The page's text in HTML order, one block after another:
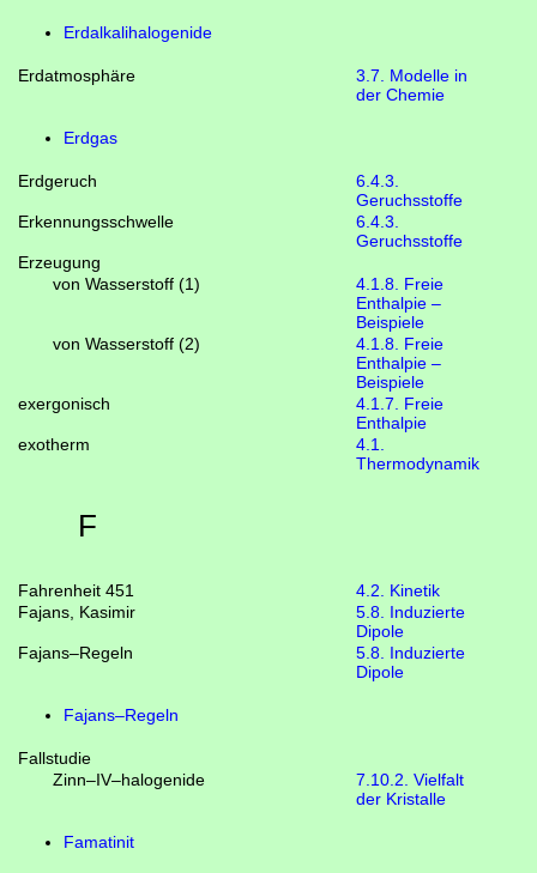
Erdalkalihalogenide
Erdatmosphäre
3.7. Modelle in
der Chemie
Erdgas
Erdgeruch
6.4.3.
Geruchsstoffe
Erkennungsschwelle
6.4.3.
Geruchsstoffe
Erzeugung
von Wasserstoff (1)
4.1.8. Freie
Enthalpie –
Beispiele
von Wasserstoff (2)
4.1.8. Freie
Enthalpie –
Beispiele
exergonisch
4.1.7. Freie
Enthalpie
exotherm
4.1.
Thermodynamik
F
Fahrenheit 451
4.2. Kinetik
Fajans, Kasimir
5.8. Induzierte
Dipole
Fajans–Regeln
5.8. Induzierte
Dipole
Fajans–Regeln
Fallstudie
Zinn–IV–halogenide
7.10.2. Vielfalt
der Kristalle
Famatinit